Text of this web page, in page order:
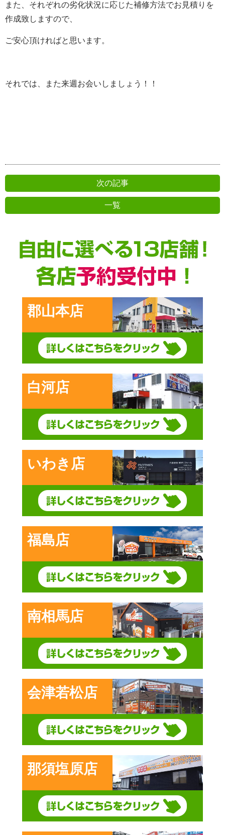
また、それぞれの劣化状況に応じた補修方法でお見積りを
作成致しますので、
ご安心頂ければと思います。
それでは、また来週お会いしましょう！！
次の記事
一覧
郡山本店
白河店
いわき店
福島店
南相馬店
会津若松店
那須塩原店